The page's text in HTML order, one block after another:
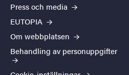
Press och media
EUTOPIA
Om webbplatsen
Behandling av personuppgifter